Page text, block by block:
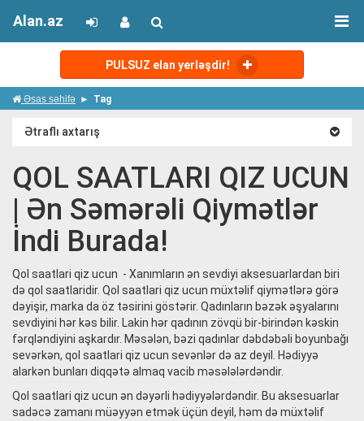
PULSUZ elan yerləşdir!
Alan.az
Əsas səhifə Tag
Ətraflı axtarış
QOL SAATLARI QIZ UCUN
| Ən Səmərəli Qiymətlər
İndi Burada!
Qol saatlari qiz ucun - Xanımların ən sevdiyi aksesuarlardan biri
də qol saatlaridir. Qol saatlari qiz ucun müxtəlif qiymətlərə görə
dəyişir, marka da öz təsirini göstərir. Qadınların bəzək əşyalarını
sevdiyini hər kəs bilir. Lakin hər qadının zövqü bir-birindən kəskin
fərqləndiyini aşkardır. Məsələn, bəzi qadınlar dəbdəbəli boyunbağı
sevərkən, qol saatlari qiz ucun sevənlər də az deyil. Hədiyyə
alarkən bunları diqqətə almaq vacib məsələlərdəndir.
Qol saatlari qiz ucun ən dəyərli hədiyyələrdəndir. Bu aksesuarlar
sadəcə zamanı müəyyən etmək üçün deyil, həm də müxtəlif